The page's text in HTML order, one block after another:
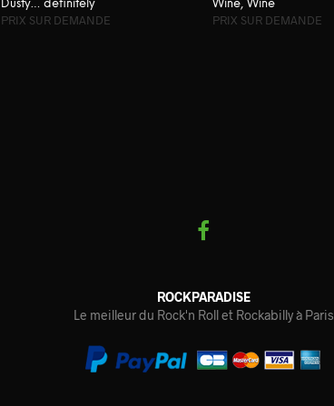
Dusty… definitely
PRIX SUR DEMANDE
Wine, Wine
PRIX SUR DEMANDE
ROCKPARADISE
Le meilleur du Rock'n Roll et Rockabilly à Paris